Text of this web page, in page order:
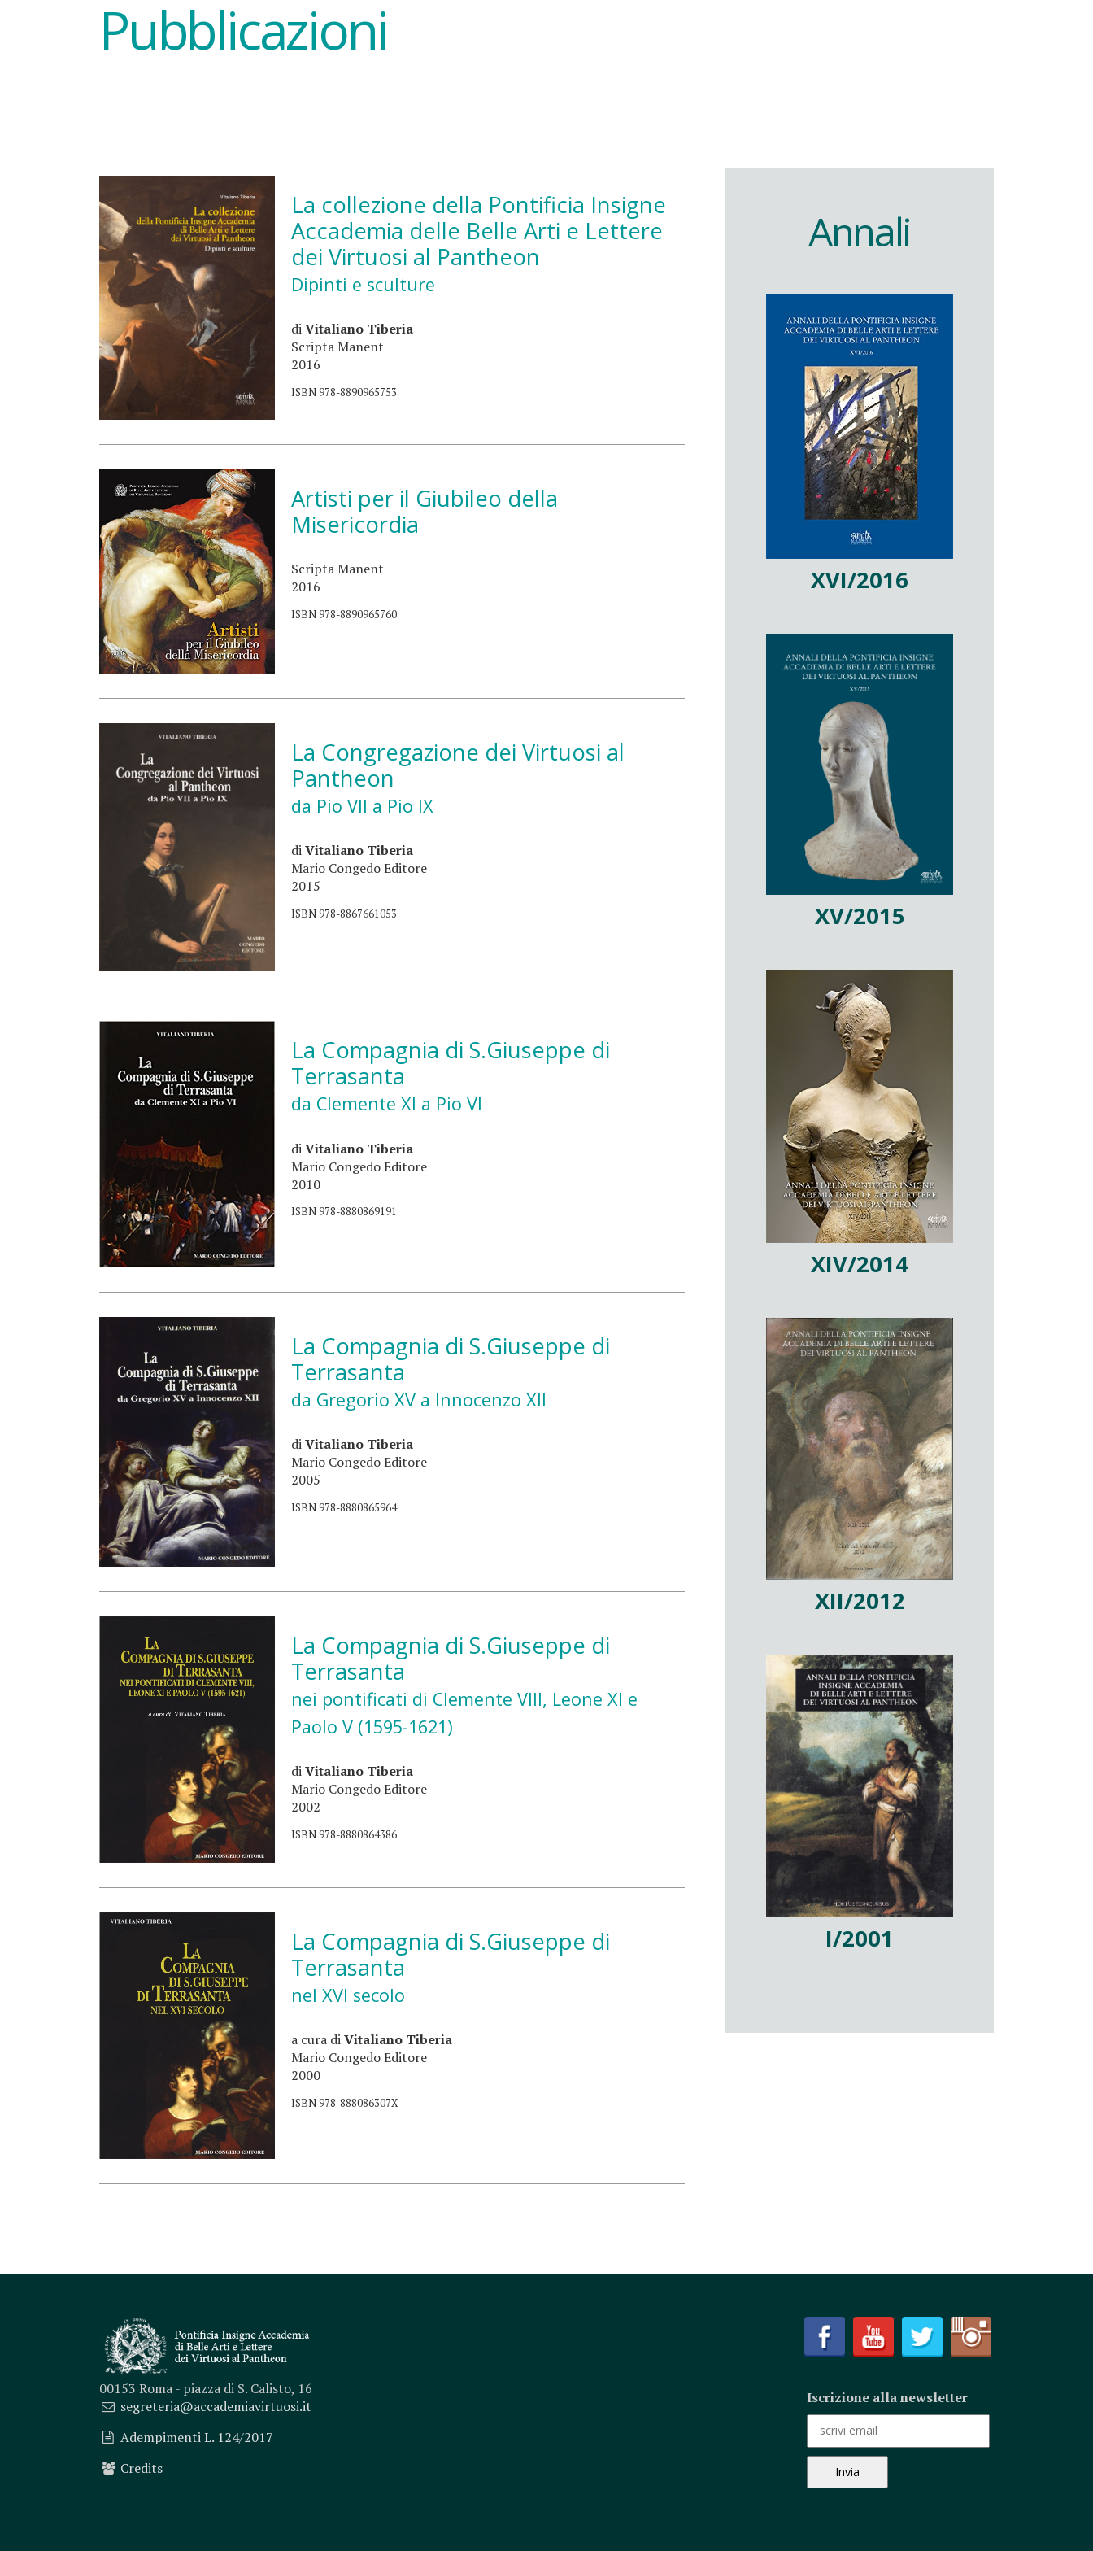
Pubblicazioni
La collezione della Pontificia Insigne
Accademia delle Belle Arti e Lettere
dei Virtuosi al Pantheon
Dipinti e sculture
diVitaliano Tiberia
Scripta Manent
2016
ISBN 978-8890965753
Artisti per il Giubileo della
Misericordia
Scripta Manent
2016
ISBN 978-8890965760
La Congregazione dei Virtuosi al
Pantheon
da Pio VII a Pio IX
diVitaliano Tiberia
Mario Congedo Editore
2015
ISBN 978-8867661053
La Compagnia di S.Giuseppe di
Terrasanta
da Clemente XI a Pio VI
diVitaliano Tiberia
Mario Congedo Editore
2010
ISBN 978-8880869191
La Compagnia di S.Giuseppe di
Terrasanta
da Gregorio XV a Innocenzo XII
diVitaliano Tiberia
Mario Congedo Editore
2005
ISBN 978-8880865964
La Compagnia di S.Giuseppe di
Terrasanta
nei pontificati di Clemente VIII, Leone XI e
Paolo V (1595-1621)
diVitaliano Tiberia
Mario Congedo Editore
2002
ISBN 978-8880864386
La Compagnia di S.Giuseppe di
Terrasanta
nel XVI secolo
a cura diVitaliano Tiberia
Mario Congedo Editore
2000
ISBN 978-888086307X
Annali
XVI/2016
XV/2015
XIV/2014
XII/2012
I/2001
00153 Roma - piazza di S. Calisto, 16
segreteria@accademiavirtuosi.it
Adempimenti L. 124/2017
Credits
Iscrizione alla newsletter